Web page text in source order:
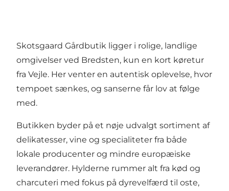
Skotsgaard Gårdbutik ligger i rolige, landlige
omgivelser ved Bredsten, kun en kort køretur
fra Vejle. Her venter en autentisk oplevelse, hvor
tempoet sænkes, og sanserne får lov at følge
med.
Butikken byder på et nøje udvalgt sortiment af
delikatesser, vine og specialiteter fra både
lokale producenter og mindre europæiske
leverandører. Hylderne rummer alt fra kød og
charcuteri med fokus på dyrevelfærd til oste,